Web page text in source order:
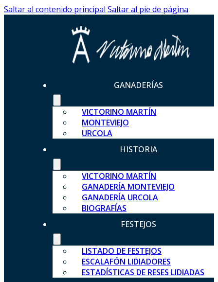
Saltar al contenido principal Saltar al pie de página
GANADERÍAS
VICTORINO MARTÍN
MONTEVIEJO
URCOLA
HISTORIA
VICTORINO MARTÍN
GANADERÍA MONTEVIEJO
GANADERÍA URCOLA
BIOGRAFÍAS
FESTEJOS
LISTADO DE FESTEJOS
ESCALAFÓN LIDIADORES
ESTADÍSTICAS DE RESES LIDIADAS